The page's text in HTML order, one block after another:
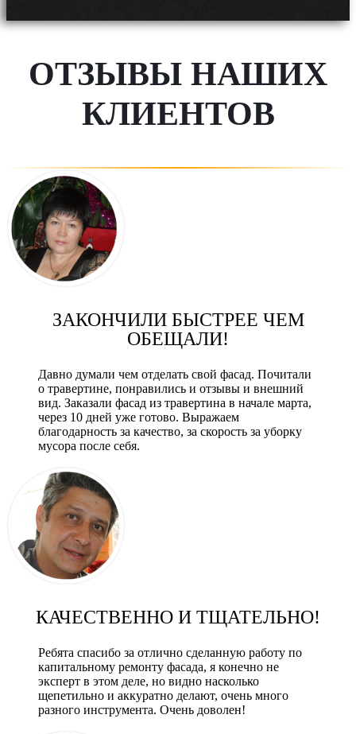
ОТЗЫВЫ НАШИХ
КЛИЕНТОВ
ЗАКОНЧИЛИ БЫСТРЕЕ ЧЕМ
ОБЕЩАЛИ!
Давно думали чем отделать свой фасад. Почитали
о травертине, понравились и отзывы и внешний
вид. Заказали фасад из травертина в начале марта,
через 10 дней уже готово. Выражаем
благодарность за качество, за скорость за уборку
мусора после себя.
КАЧЕСТВЕННО И ТЩАТЕЛЬНО!
Ребята спасибо за отлично сделанную работу по
капитальному ремонту фасада, я конечно не
эксперт в этом деле, но видно насколько
щепетильно и аккуратно делают, очень много
разного инструмента. Очень доволен!